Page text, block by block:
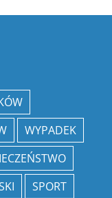
WYPADEK
SPORT